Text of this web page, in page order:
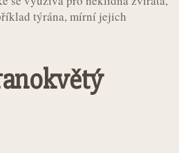
týrána, mírní jejich